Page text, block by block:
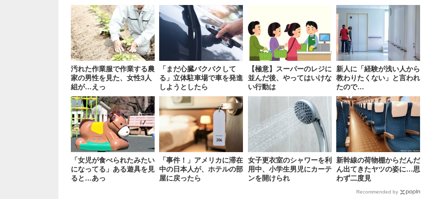
汚れた作業服で作業する農
家の男性を見た、女性3人
組が…えっ
「まだ心臓バクバクして
る」立体駐車場で車を発進
しようとしたら
【極意】スーパーのレジに
並んだ後、やってはいけな
い行動は
新人に「経験が浅い人から
教わりたくない」と言われ
たので…
「女児が食べられたみたい
になってる」ある遊具を見
ると…あっ
「事件！」アメリカに滞在
中の日本人が、ホテルの部
屋に戻ったら
女子更衣室のシャワーを利
用中、小学生男児にカーテ
ンを開けられ
新幹線の荷物棚からだんだ
ん出てきたヤツの姿に…思
わず二度見
Recommended by